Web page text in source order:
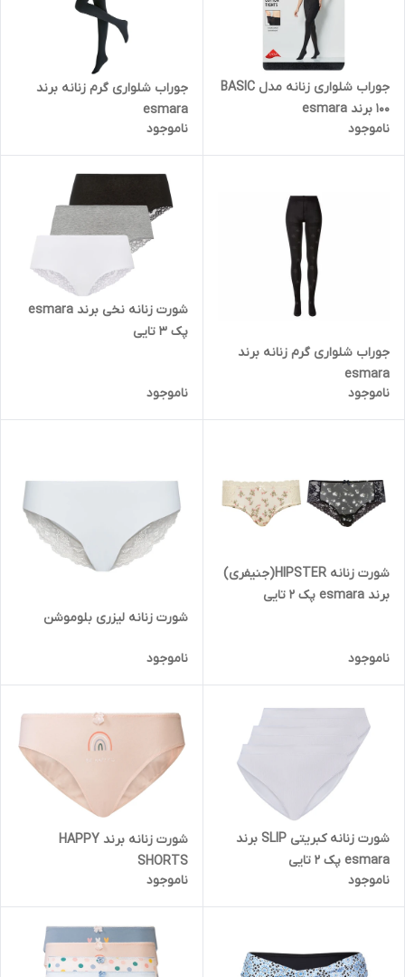
جوراب شلواری زنانه مدل BASIC
100 برند esmara
ناموجود
جوراب شلواری گرم زنانه برند
esmara
ناموجود
جوراب شلواری گرم زنانه برند
esmara
ناموجود
شورت زنانه نخی برند esmara
پک 3 تایی
ناموجود
شورت زنانه HIPSTER(جنیفری)
برند esmara پک 2 تایی
ناموجود
شورت زنانه لیزری بلوموشن
ناموجود
شورت زنانه کبریتی SLIP برند
esmara پک 2 تایی
ناموجود
شورت زنانه برند HAPPY
SHORTS
ناموجود